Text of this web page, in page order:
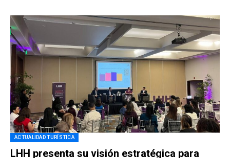
ACTUALIDAD TURÍSTICA
LHH presenta su visión estratégica para